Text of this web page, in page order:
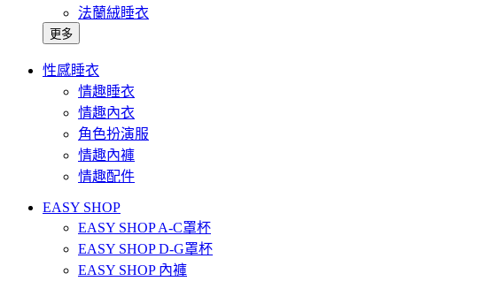
法蘭絨睡衣
更多
性感睡衣
情趣睡衣
情趣內衣
角色扮演服
情趣內褲
情趣配件
EASY SHOP
EASY SHOP A-C罩杯
EASY SHOP D-G罩杯
EASY SHOP 內褲